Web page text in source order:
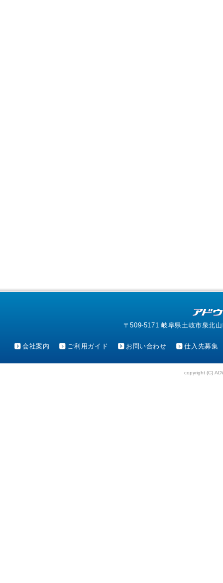
〒509-5171 岐阜県土岐市泉北
会社案内 ご利用ガイド お問い合わせ 仕入先募集
copyright (C)